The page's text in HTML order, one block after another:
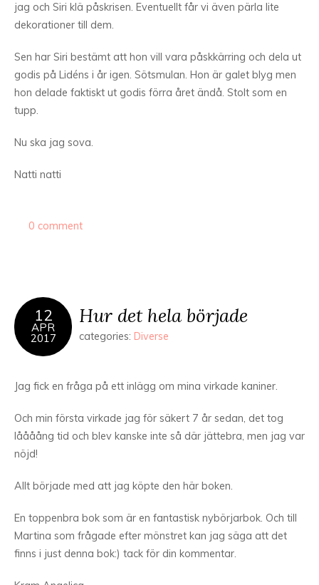
jag och Siri klä påskrisen. Eventuellt får vi även pärla lite
dekorationer till dem.
Sen har Siri bestämt att hon vill vara påskkärring och dela ut
godis på Lidéns i år igen. Sötsmulan. Hon är galet blyg men
hon delade faktiskt ut godis förra året ändå. Stolt som en
tupp.
Nu ska jag sova.
Natti natti
0 comment
12
APR
2017
Hur det hela började
categories: Diverse
Jag fick en fråga på ett inlägg om mina virkade kaniner.
Och min första virkade jag för säkert 7 år sedan, det tog
låååång tid och blev kanske inte så där jättebra, men jag var
nöjd!
Allt började med att jag köpte den här boken.
En toppenbra bok som är en fantastisk nybörjarbok. Och till
Martina som frågade efter mönstret kan jag säga att det
finns i just denna bok:) tack för din kommentar.